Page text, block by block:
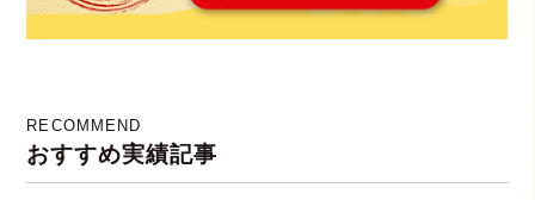
RECOMMEND
おすすめ実績記事